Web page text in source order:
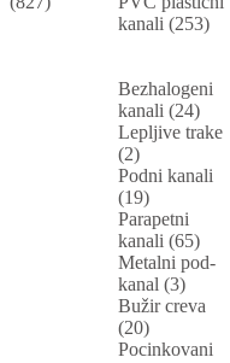
kanali (253)
Bezhalogeni
kanali (24)
Lepljive trake
(2)
Podni kanali
(19)
Parapetni
kanali (65)
Metalni pod-
kanal (3)
Bužir creva
(20)
Pocinkovani